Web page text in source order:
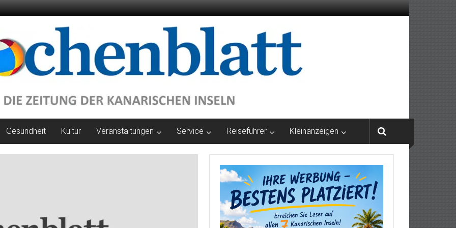
Gesundheit Kultur Veranstaltungen Service Reiseführer Kleinanzeigen